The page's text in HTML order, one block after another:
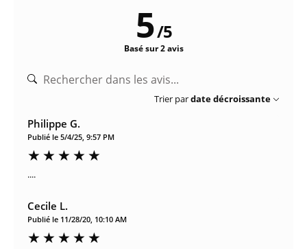
5/5
Basé sur 2 avis
Trier pardate décroissante
Philippe G.
Publié le 5/4/25, 9:57 PM
....
Cecile L.
Publié le 11/28/20, 10:10 AM